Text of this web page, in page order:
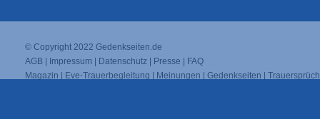
© Copyright 2022 Gedenkseiten.de
AGB
Impressum Datenschutz Presse
FAQ
Magazin
Eve-Trauerbegleitung Meinungen Gedenkseiten